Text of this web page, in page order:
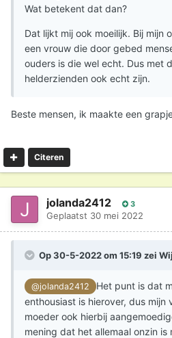
Wat betekent dat dan?
Dat lijkt mij ook moeilijk. Bij mijn
een vrouw die door gebed
ouders is die wel echt. Dus met
helderzienden ook echt zijn.
Beste mensen, ik maakte een
Citeren
jolanda2412 3
Geplaatst 30 mei 2022
Op 30-5-2022 om 15:19 zei
@jolanda2412
Het punt is dat
enthousiast is hierover, dus mijn
moeder ook hierbij
mening dat het allemaal onzin is